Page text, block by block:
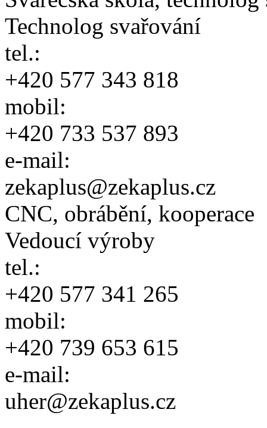
Technolog svařování
tel.:
+420 577 343 818
mobil:
+420 733 537 893
e-mail:
zekaplus@zekaplus.cz
CNC, obrábění, kooperace
Vedoucí výroby
tel.:
+420 577 341 265
mobil:
+420 739 653 615
e-mail:
uher@zekaplus.cz